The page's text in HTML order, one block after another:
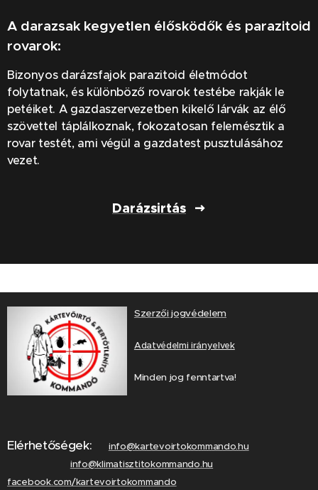
A darazsak kegyetlen élősködők és parazitoid
rovarok:
Bizonyos darázsfajok parazitoid életmódot
folytatnak, és különböző rovarok testébe rakják le
petéiket. A gazdaszervezetben kikelő lárvák az élő
szövettel táplálkoznak, fokozatosan felemésztik a
rovar testét, ami végül a gazdatest pusztulásához
vezet.
Darázsirtás
Szerzői jogvédelem
Adatvédelmi irányelvek
Minden jog fenntartva!
Elérhetőségek:
info@kartevoirtokommando.hu
info@klimatisztitokommando.hu
facebook.com/kartevoirtokommando